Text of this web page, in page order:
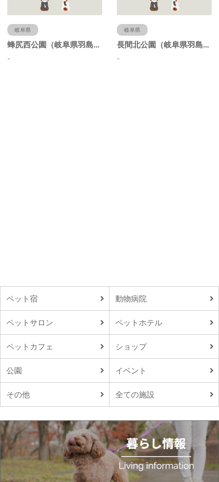
岐阜県
蜂尻西公園（岐阜県羽島市）
-
岐阜県
長間北公園（岐阜県羽島市）
-
ペット宿 動物病院
ペットサロン ペットホテル
ペットカフェ ショップ
公園 イベント
その他 全ての施設